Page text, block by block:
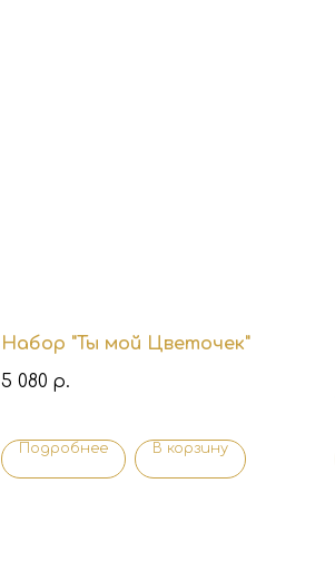
Набор "Ты мой Цветочек"
5 080 р.
Подробнее В корзину